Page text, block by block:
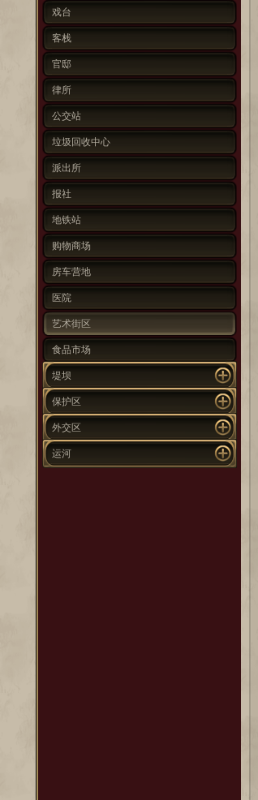
戏台
客栈
官邸
律所
公交站
垃圾回收中心
派出所
报社
地铁站
购物商场
房车营地
医院
艺术街区
食品市场
堤坝
保护区
外交区
运河